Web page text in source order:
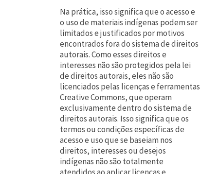
Na prática, isso significa que o acesso e
o uso de materiais indígenas podem ser
limitados e justificados por motivos
encontrados fora do sistema de direitos
autorais. Como esses direitos e
interesses não são protegidos pela lei
de direitos autorais, eles não são
licenciados pelas licenças e ferramentas
Creative Commons, que operam
exclusivamente dentro do sistema de
direitos autorais. Isso significa que os
termos ou condições específicas de
acesso e uso que se baseiam nos
direitos, interesses ou desejos
indígenas não são totalmente